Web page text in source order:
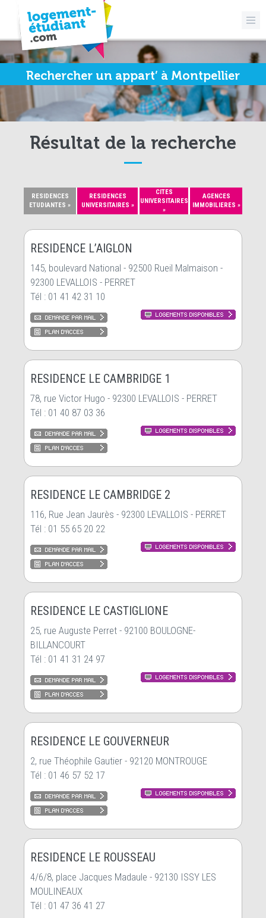
Rechercher un appart’ à Montpellier
Résultat de la recherche
RESIDENCES
ETUDIANTES »
RESIDENCES
UNIVERSITAIRES »
CITES
UNIVERSITAIRES
»
AGENCES
IMMOBILIERES »
RESIDENCE L’AIGLON
145, boulevard National - 92500 Rueil Malmaison -
92300 LEVALLOIS - PERRET
Tél : 01 41 42 31 10
RESIDENCE LE CAMBRIDGE 1
78, rue Victor Hugo - 92300 LEVALLOIS - PERRET
Tél : 01 40 87 03 36
RESIDENCE LE CAMBRIDGE 2
116, Rue Jean Jaurès - 92300 LEVALLOIS - PERRET
Tél : 01 55 65 20 22
RESIDENCE LE CASTIGLIONE
25, rue Auguste Perret - 92100 BOULOGNE-
BILLANCOURT
Tél : 01 41 31 24 97
RESIDENCE LE GOUVERNEUR
2, rue Théophile Gautier - 92120 MONTROUGE
Tél : 01 46 57 52 17
RESIDENCE LE ROUSSEAU
4/6/8, place Jacques Madaule - 92130 ISSY LES
MOULINEAUX
Tél : 01 47 36 41 27